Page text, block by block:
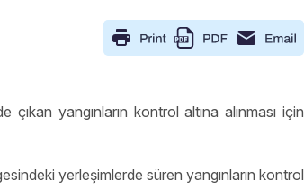
yangınların kontrol altına alınması için
yerleşimlerde süren yangınların kontrol